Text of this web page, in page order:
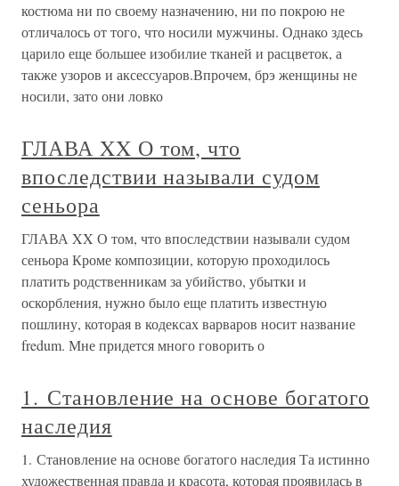
костюма ни по своему назначению, ни по покрою не
отличалось от того, что носили мужчины. Однако здесь
царило еще большее изобилие тканей и расцветок, а
также узоров и аксессуаров.Впрочем, брэ женщины не
носили, зато они ловко
ГЛАВА XX О том, что
впоследствии называли судом
сеньора
ГЛАВА XX О том, что впоследствии называли судом
сеньора Кроме композиции, которую проходилось
платить родственникам за убийство, убытки и
оскорбления, нужно было еще платить известную
пошлину, которая в кодексах варваров носит название
fredum. Мне придется много говорить о
1. Становление на основе богатого
наследия
1. Становление на основе богатого наследия Та истинно
художественная правда и красота, которая проявилась в